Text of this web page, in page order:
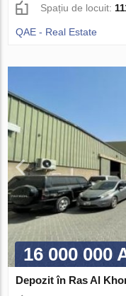
Spațiu de locuit:
QAE - Real Estate
16 000 000
Depozit în Ras Al